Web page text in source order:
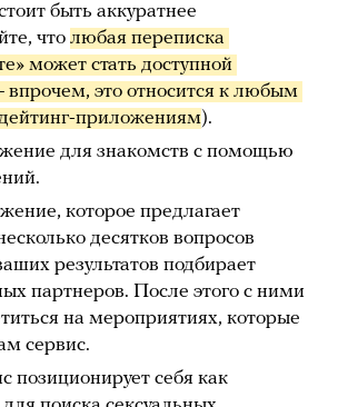
быть аккуратнее
что любая переписка
может стать доступной
впрочем, это относится к любым
приложениям).
для знакомств с помощью
которое предлагает
десятков вопросов
результатов подбирает
партнеров. После этого с ними
на мероприятиях, которые
сервис.
позиционирует себя как